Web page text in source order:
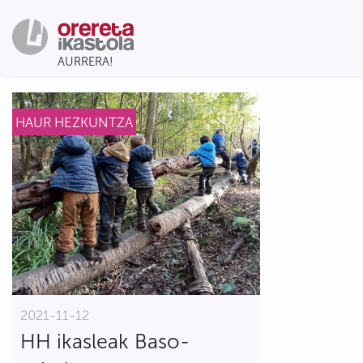
HAUR HEZKUNTZA
2021-11-12
HH ikasleak Baso-